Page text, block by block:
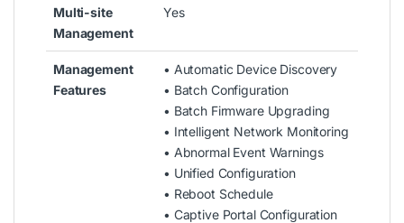
Multi-site
Management
Yes
Management
Features
• Automatic Device Discovery
• Batch Configuration
• Batch Firmware Upgrading
• Intelligent Network Monitoring
• Abnormal Event Warnings
• Unified Configuration
• Reboot Schedule
• Captive Portal Configuration